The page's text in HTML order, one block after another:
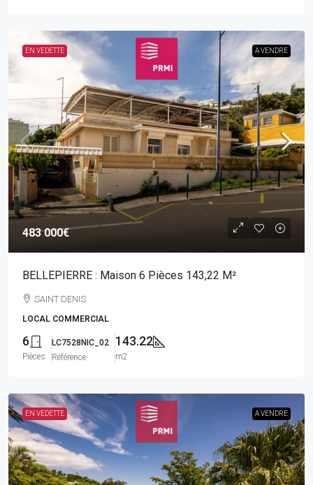
EN VEDETTE A VENDRE
483 000€
BELLEPIERRE : Maison 6 Pièces 143,22 M²
SAINT DENIS
LOCAL COMMERCIAL
6
Pièces
LC7528NIC_02
Référence
143.22
m2
EN VEDETTE A VENDRE